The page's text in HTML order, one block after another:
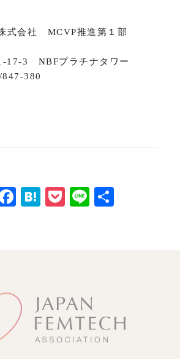
式会社 MCVP推進第１部
17-3 NBFプラチナタワー
380
Facebook
HatenaPocket
Line